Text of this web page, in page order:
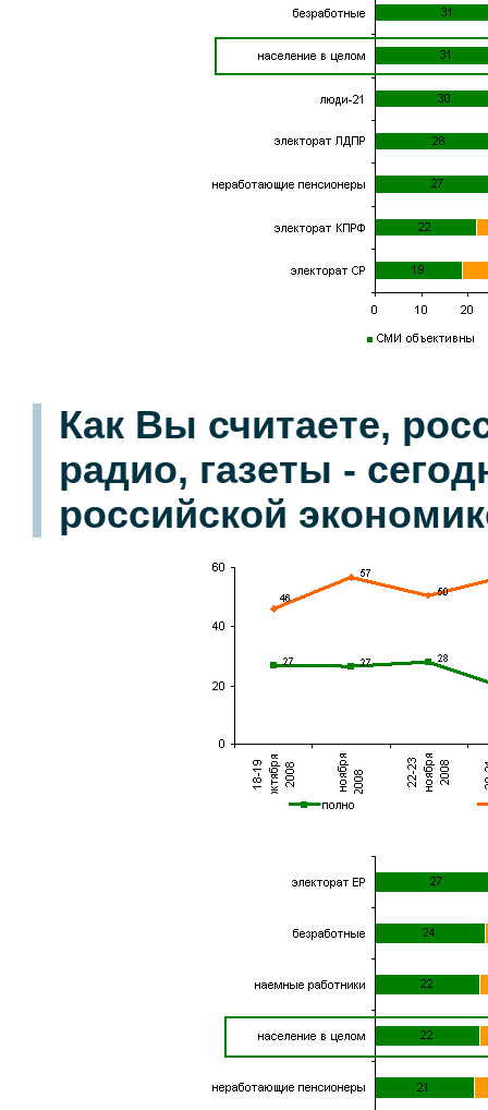
Как Вы считаете,
радио, газеты -
российской